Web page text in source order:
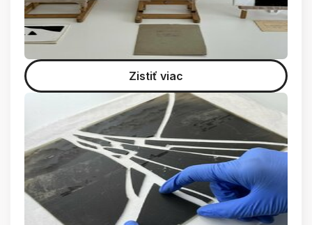
Zistiť viac